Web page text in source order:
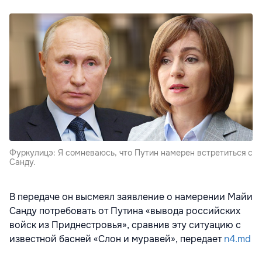
Фуркулицэ: Я сомневаюсь, что Путин намерен встретиться с
Санду.
В передаче он высмеял заявление о намерении Майи
Санду потребовать от Путина «вывода российских
войск из Приднестровья», сравнив эту ситуацию с
известной басней «Слон и муравей», передаетn4.md